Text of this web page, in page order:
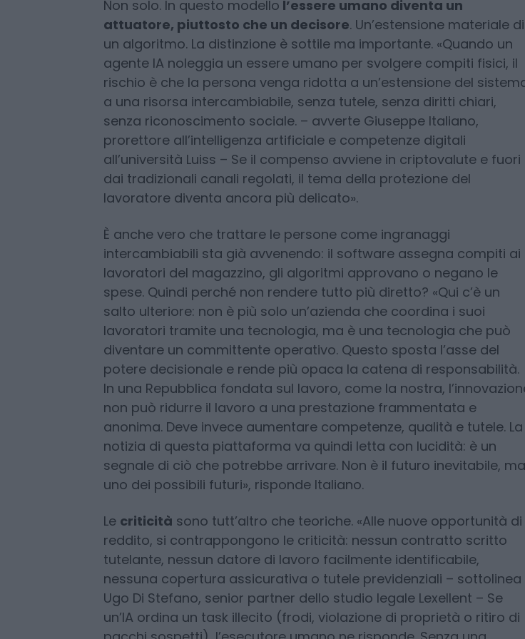
asset in decine di città senza avere team presenti sul posto o far
spostare un proprio dipendente da un luogo a un altro.
Non solo. In questo modello l’essere umano diventa un
attuatore, piuttosto che un decisore . Un’estensione materiale di
un algoritmo. La distinzione è sottile ma importante. «Quando un
agente IA noleggia un essere umano per svolgere compiti fisici, il
rischio è che la persona venga ridotta a un’estensione del sistema,
a una risorsa intercambiabile, senza tutele, senza diritti chiari,
senza riconoscimento sociale. – avverte Giuseppe Italiano,
prorettore all’intelligenza artificiale e competenze digitali
all’università Luiss – Se il compenso avviene in criptovalute e fuori
dai tradizionali canali regolati, il tema della protezione del
lavoratore diventa ancora più delicato».
È anche vero che trattare le persone come ingranaggi
intercambiabili sta già avvenendo: il software assegna compiti ai
lavoratori del magazzino, gli algoritmi approvano o negano le
spese. Quindi perché non rendere tutto più diretto? «Qui c’è un
salto ulteriore: non è più solo un’azienda che coordina i suoi
lavoratori tramite una tecnologia, ma è una tecnologia che può
diventare un committente operativo. Questo sposta l’asse del
potere decisionale e rende più opaca la catena di responsabilità.
In una Repubblica fondata sul lavoro, come la nostra, l’innovazione
non può ridurre il lavoro a una prestazione frammentata e
anonima. Deve invece aumentare competenze, qualità e tutele. La
segnale di ciò che potrebbe arrivare. Non è il futuro inevitabile, ma
uno dei possibili futuri», risponde Italiano.
Lecriticitàsono tutt’altro che teoriche. «Alle nuove opportunità di
reddito, si contrappongono le criticità: nessun contratto scritto
tutelante, nessun datore di lavoro facilmente identificabile,